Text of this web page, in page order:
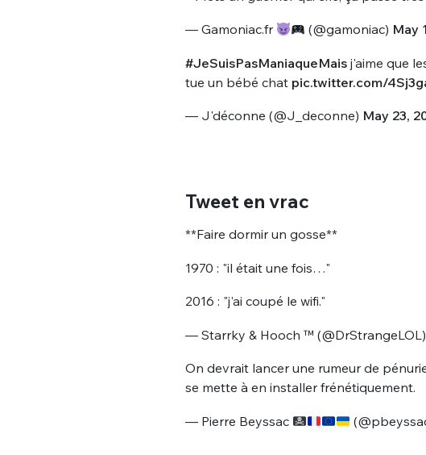
— Gamoniac.fr (@gamoniac) May
#JeSuisPasManiaqueMaisj'aime que
tue un bébé chat pic.twitter.com/
— J'déconne (@J_deconne) May 23,
Tweet en vrac
**Faire dormir un gosse**
1970 : "il était une fois…"
2016 : "j'ai coupé le wifi."
— Starrky & Hooch ™️ (@DrStrangeLOL)
On devrait lancer une rumeur de
se mette à en installer frénétiquement.
— Pierre Beyssac
Bienvenue !
PASSWORD *
Que souhaitez-vous
Quelques
tweets
C'EST PARTI